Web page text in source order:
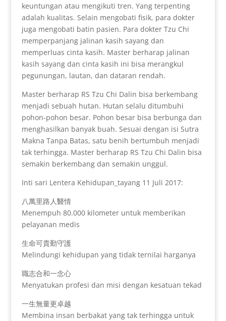
keuntungan atau mengikuti tren. Yang terpenting
adalah kualitas. Selain mengobati fisik, para dokter
juga mengobati batin pasien. Para dokter Tzu Chi
memperpanjang jalinan kasih sayang dan
memperluas cinta kasih. Master berharap jalinan
kasih sayang dan cinta kasih ini bisa merangkul
pegunungan, lautan, dan dataran rendah.
Master berharap RS Tzu Chi Dalin bisa berkembang
menjadi sebuah hutan. Hutan selalu ditumbuhi
pohon-pohon besar. Pohon besar bisa berbunga dan
menghasilkan banyak buah. Sesuai dengan isi Sutra
Makna Tanpa Batas, satu benih bertumbuh menjadi
tak terhingga. Master berharap RS Tzu Chi Dalin bisa
semakin berkembang dan semakin unggul.
Inti sari Lentera Kehidupan_tayang 11 Juli 2017:
八萬里路人醫情
Menempuh 80.000 kilometer untuk memberikan
pelayanan medis
生命可貴勤守護
Melindungi kehidupan yang tidak ternilai harganya
職志合和一念心
Menyatukan profesi dan misi dengan kesatuan tekad
一生無量更卓越
Membina insan berbakat yang tak terhingga untuk